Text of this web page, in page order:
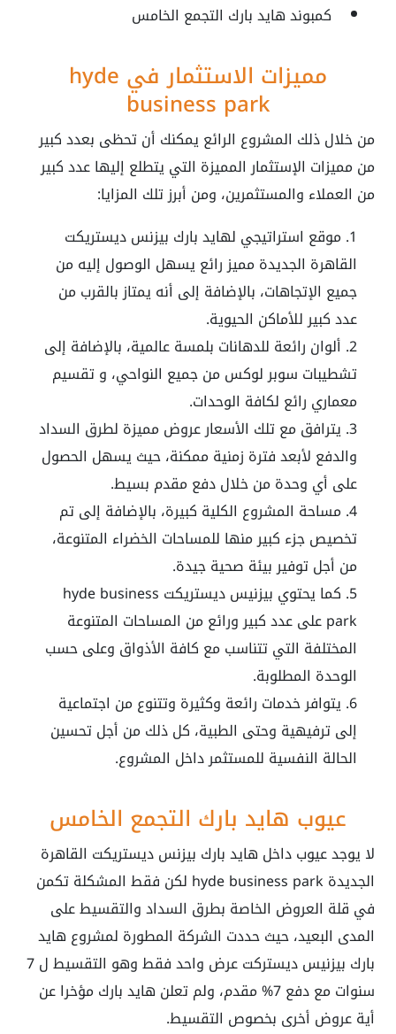
كمبوند هايد بارك التجمع الخامس
مميزات الاستثمار في hyde
business park
من خلال ذلك المشروع الرائع يمكنك أن تحظى بعدد كبير
من مميزات الإستثمار المميزة التي يتطلع إليها عدد كبير
من العملاء والمستثمرين، ومن أبرز تلك المزايا:
موقع استراتيجي لهايد بارك بيزنس ديستريكت
القاهرة الجديدة مميز رائع يسهل الوصول إليه من
جميع الإتجاهات، بالإضافة إلى أنه يمتاز بالقرب من
عدد كبير للأماكن الحيوية.
ألوان رائعة للدهانات بلمسة عالمية، بالإضافة إلى
تشطيبات سوبر لوكس من جميع النواحي، و تقسيم
معماري رائع لكافة الوحدات.
يترافق مع تلك الأسعار عروض مميزة لطرق السداد
والدفع لأبعد فترة زمنية ممكنة، حيث يسهل الحصول
على أي وحدة من خلال دفع مقدم بسيط.
مساحة المشروع الكلية كبيرة، بالإضافة إلى تم
تخصيص جزء كبير منها للمساحات الخضراء المتنوعة،
من أجل توفير بيئة صحية جيدة.
كما يحتوي
بيزنيس ديستريكت hyde business
parkعلى عدد كبير ورائع من المساحات المتنوعة
المختلفة التي تتناسب مع كافة الأذواق وعلى حسب
الوحدة المطلوبة.
يتوافر خدمات رائعة وكثيرة وتتنوع من اجتماعية
إلى ترفيهية وحتى الطبية، كل ذلك من أجل تحسين
الحالة النفسية للمستثمر داخل المشروع.
عيوب هايد بارك التجمع الخامس
لا يوجد عيوب داخل هايد بارك بيزنس ديستريكت القاهرة
الجديدة hyde business park
لكن فقط المشكلة تكمن
في قلة العروض الخاصة بطرق السداد والتقسيط على
المدى البعيد، حيث حددت الشركة المطورة لمشروع هايد
بارك بيزنيس ديستركت عرض واحد فقط وهو التقسيط ل 7
سنوات مع دفع 7% مقدم، ولم تعلن هايد بارك مؤخرا عن
أية عروض أخرى بخصوص التقسيط.